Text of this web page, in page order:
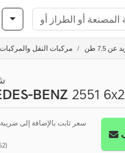
مركبات النقل والمركبات 7,5 طن
BENZ 2551
سعر ثابت بالإضافة إلى
(‏60.452 € إجمالي)